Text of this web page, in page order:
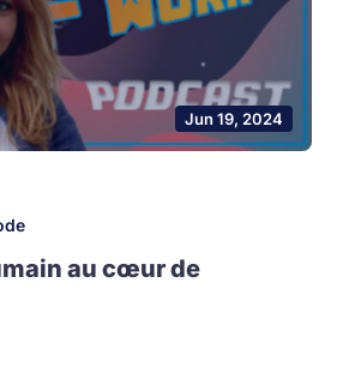
Jun 19, 2024
au cœur de